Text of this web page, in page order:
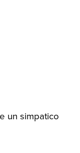
un simpatico